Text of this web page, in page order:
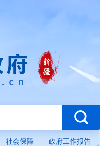
社会保障 政府工作报告
政务服务